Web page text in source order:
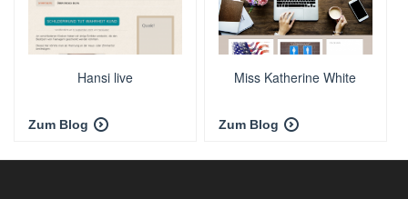
Hansi live
Zum Blog
Miss Katherine White
Zum Blog